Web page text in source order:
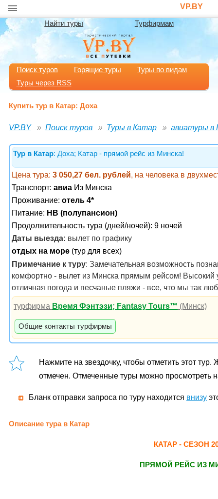
VP.BY
Найти туры Турфирмам
Поиск туров Горящие туры
Туры по видам
Туры через RSS
Купить тур в Катар: Доха
VP.BY Поиск туров Туры в Катар авиатуры в
Тур в Катар: Доха; Катар - прямой рейс из Минска!
Цена тура: 3 050,27 бел. рублей, на человека в
Транспорт: авиа Из Минска
Проживание: отель 4*
Питание: HB (полупансион)
Продолжительность тура (дней/ночей): 9 ночей
Даты выезда: вылет по графику
отдых на море (тур для всех)
Примечание к туру: Замечательная возможность
комфортно - вылет из Минска прямым рейсом! Высокий
отличная погода и песчаные пляжи - все, что мы так
турфирма Время Фэнтэзи; Fantasy Tours™ (Минск)
Общие контакты турфирмы
Нажмите на звездочку, чтобы отметить этот
отмечен. Отмеченные туры можно просмотреть
Бланк отправки запроса по туру находится внизу
Описание тура в Катар
КАТАР - СЕЗОН
ПРЯМОЙ РЕЙС ИЗ